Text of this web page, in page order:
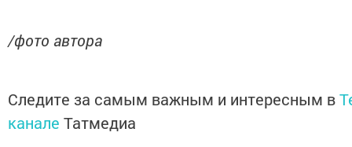
/фото автора
Следите за самым важным и интересным в
канале Татмедиа